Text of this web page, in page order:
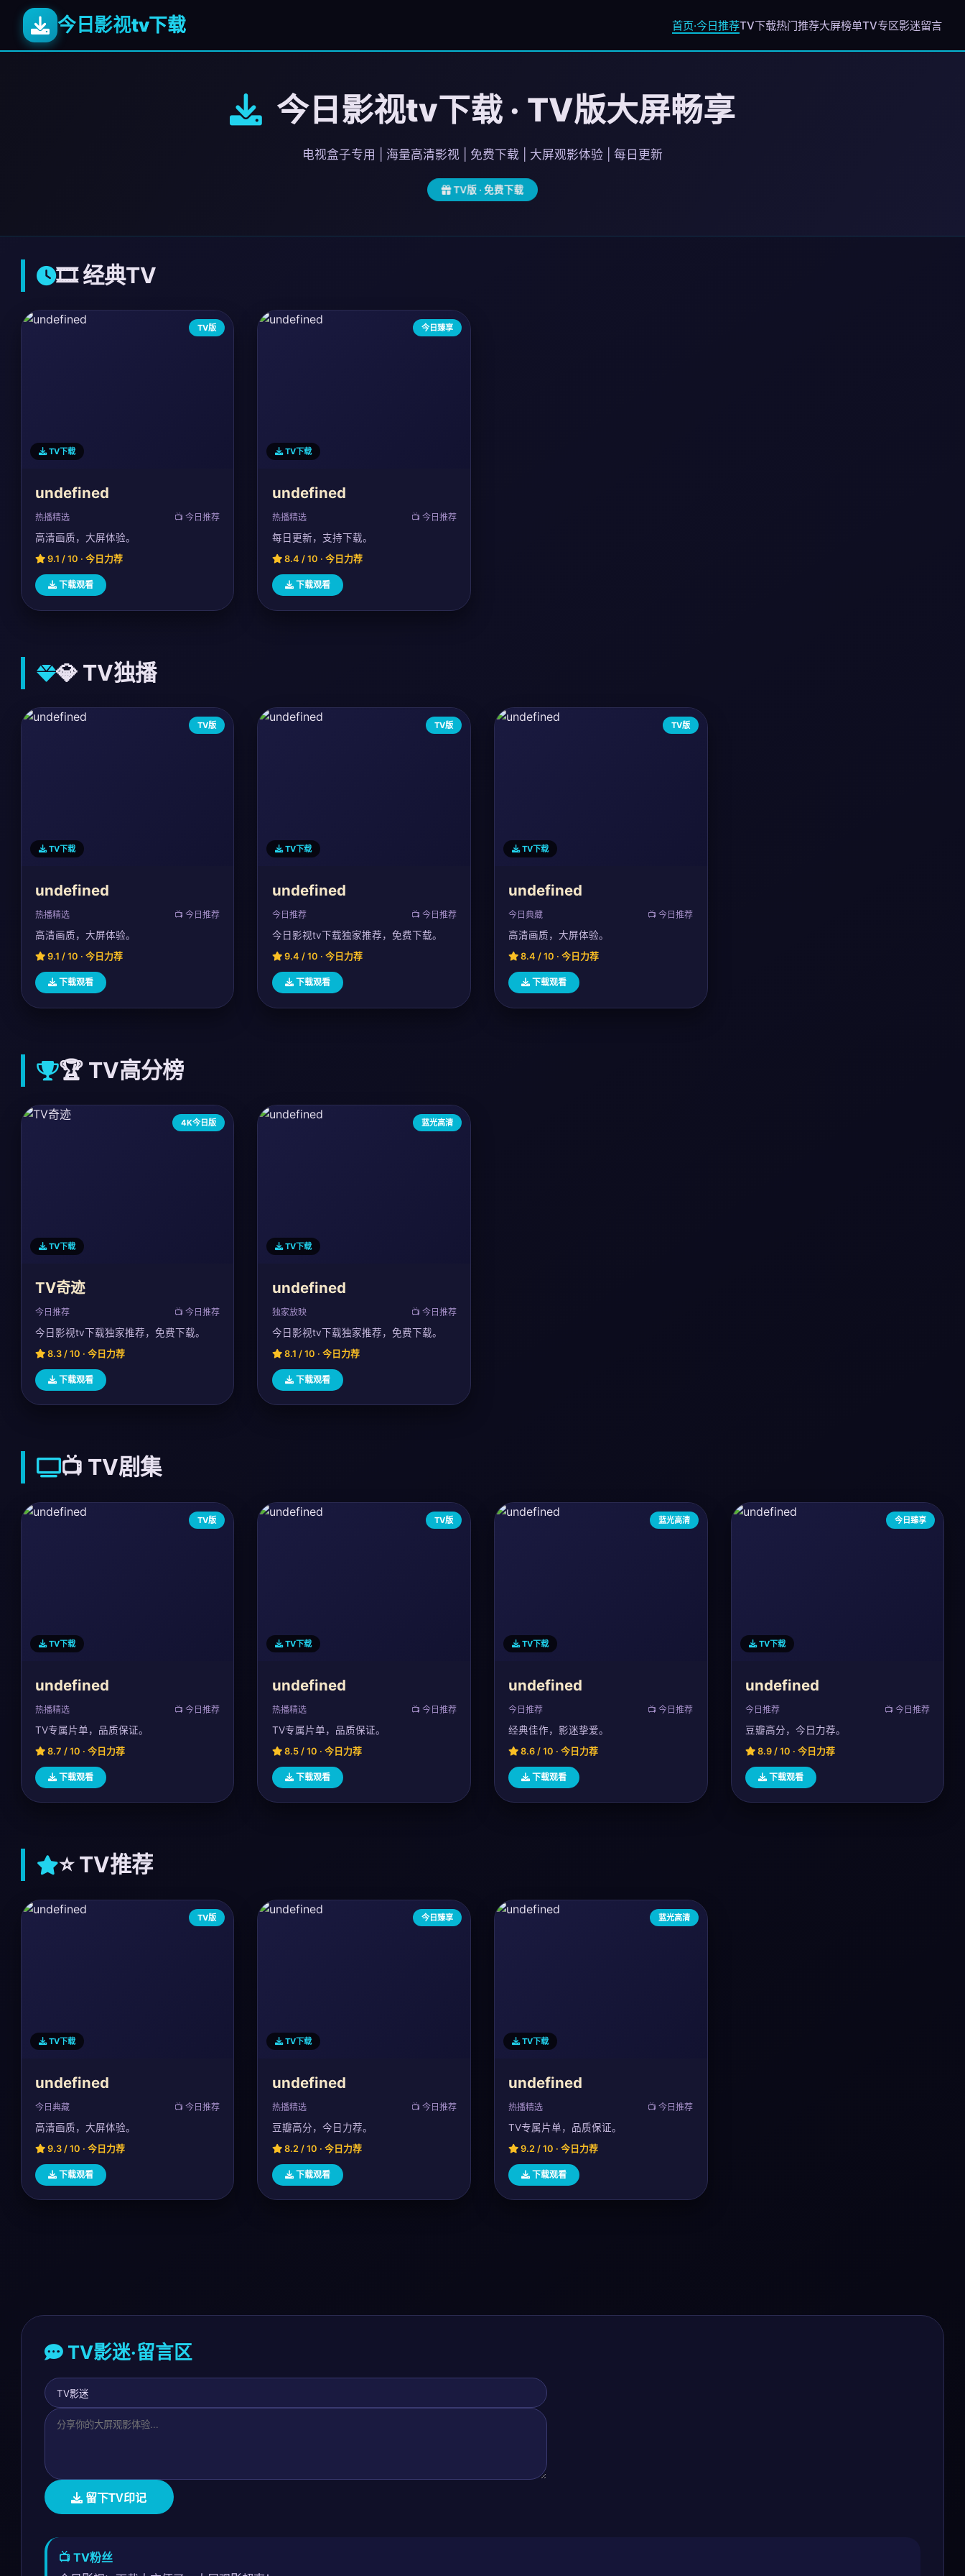
今日影视tv下载 首页·今日推荐TV下载热门推荐大屏榜单TV专区影迷留言
今日影视tv下载 · TV版大屏畅享
电视盒子专用 | 海量高清影视 | 免费下载 | 大屏观影体验 | 每日更新
TV版 · 免费下载
🎞️ 经典TV
TV版
TV下载
undefined
热播精选 📺 今日推荐
高清画质，大屏体验。
9.1 / 10 · 今日力荐
下载观看
今日臻享
TV下载
undefined
热播精选 📺 今日推荐
每日更新，支持下载。
8.4 / 10 · 今日力荐
下载观看
💎 TV独播
TV版
TV下载
undefined
热播精选 📺 今日推荐
高清画质，大屏体验。
9.1 / 10 · 今日力荐
下载观看
TV版
TV下载
undefined
今日推荐 📺 今日推荐
今日影视tv下载独家推荐，免费下载。
9.4 / 10 · 今日力荐
下载观看
TV版
TV下载
undefined
今日典藏 📺 今日推荐
高清画质，大屏体验。
8.4 / 10 · 今日力荐
下载观看
🏆 TV高分榜
4K今日版
TV下载
TV奇迹
今日推荐 📺 今日推荐
今日影视tv下载独家推荐，免费下载。
8.3 / 10 · 今日力荐
下载观看
蓝光高清
TV下载
undefined
独家放映 📺 今日推荐
今日影视tv下载独家推荐，免费下载。
8.1 / 10 · 今日力荐
下载观看
📺 TV剧集
TV版
TV下载
undefined
热播精选 📺 今日推荐
TV专属片单，品质保证。
8.7 / 10 · 今日力荐
下载观看
TV版
TV下载
undefined
热播精选 📺 今日推荐
TV专属片单，品质保证。
8.5 / 10 · 今日力荐
下载观看
蓝光高清
TV下载
undefined
今日推荐 📺 今日推荐
经典佳作，影迷挚爱。
8.6 / 10 · 今日力荐
下载观看
今日臻享
TV下载
undefined
今日推荐 📺 今日推荐
豆瓣高分，今日力荐。
8.9 / 10 · 今日力荐
下载观看
⭐ TV推荐
TV版
TV下载
undefined
今日典藏 📺 今日推荐
高清画质，大屏体验。
9.3 / 10 · 今日力荐
下载观看
今日臻享
TV下载
undefined
热播精选 📺 今日推荐
豆瓣高分，今日力荐。
8.2 / 10 · 今日力荐
下载观看
蓝光高清
TV下载
undefined
热播精选 📺 今日推荐
TV专属片单，品质保证。
9.2 / 10 · 今日力荐
下载观看
TV影迷·留言区
留下TV印记
📺 TV粉丝